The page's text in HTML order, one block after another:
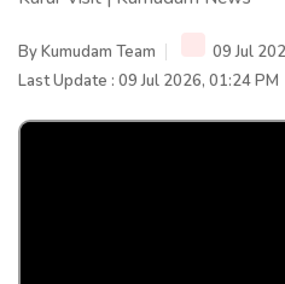
ByKumudam Team
09 Jul
Last Update : 09 Jul 2026, 01:24 PM